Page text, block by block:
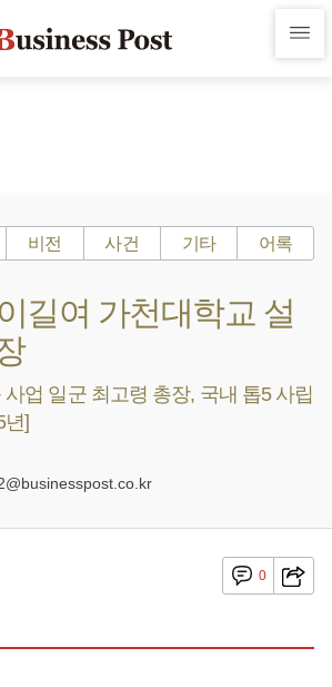
비전 사건 기타 어록
길여 가천대학교 설
사업 일군 최고령 총장, 국내 톱5 사립
년]
0